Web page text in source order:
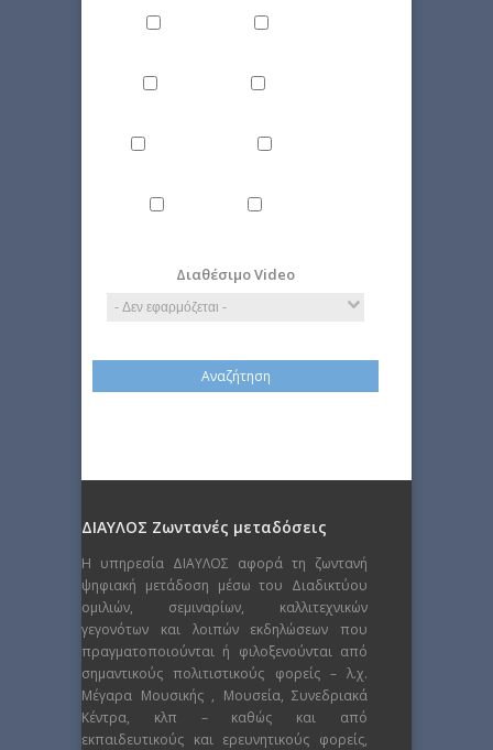
Διαθέσιμο Video
ΔΙΑΥΛΟΣ Ζωντανές μεταδόσεις
Η υπηρεσία ΔΙΑΥΛΟΣ αφορά τη ζωντανή
ψηφιακή μετάδοση μέσω του Διαδικτύου
ομιλιών, σεμιναρίων, καλλιτεχνικών
γεγονότων και λοιπών εκδηλώσεων που
πραγματοποιούνται ή φιλοξενούνται από
σημαντικούς πολιτιστικούς φορείς – λ.χ.
Μέγαρα Μουσικής , Μουσεία, Συνεδριακά
Κέντρα, κλπ – καθώς και από
εκπαιδευτικούς και ερευνητικούς φορείς,